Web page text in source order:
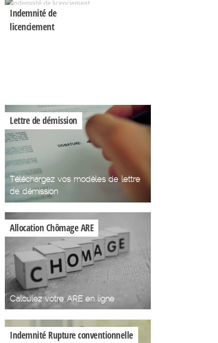
Indemnité de
licenciement
Lettre de démission
Téléchargez vos modèles de lettre
de démission
Allocation Chômage ARE
Calculez votre ARE en ligne
Indemnité Rupture conventionnelle